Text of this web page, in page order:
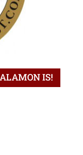
IS!